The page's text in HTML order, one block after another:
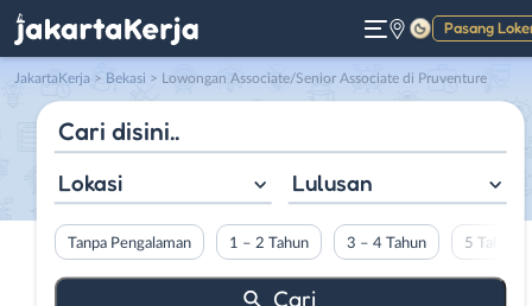
Pasang
Gelap
JakartaKerja > Bekasi > Lowongan Associate/Senior Associate di Pruventure
Lokasi Lulusan
Tanpa Pengalaman 1 – 2 Tahun 3 – 4 Tahun 5 Tahun